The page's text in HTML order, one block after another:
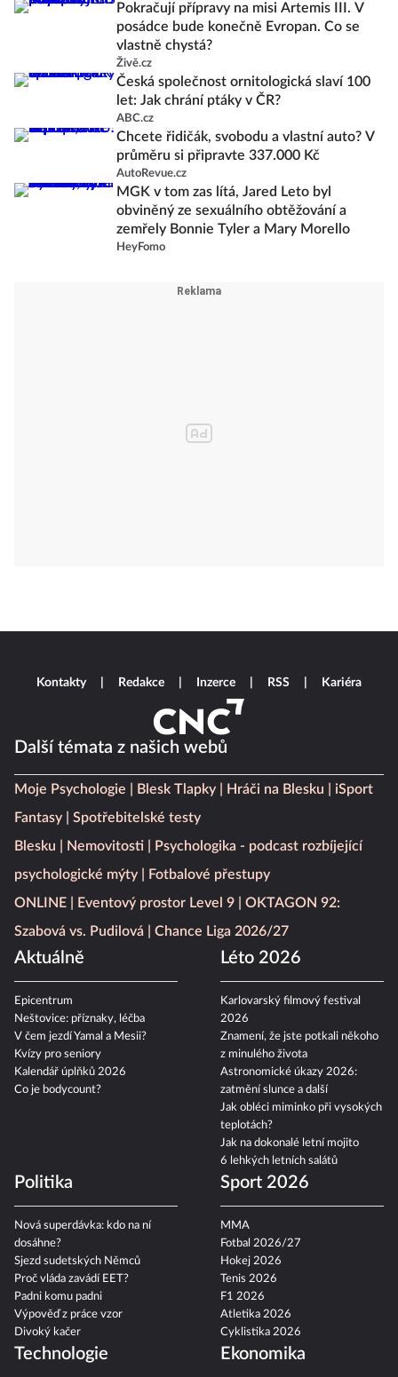
Pokračují přípravy na misi Artemis III. V
posádce bude konečně Evropan. Co se
vlastně chystá?
Živě.cz
Česká společnost ornitologická slaví 100
let: Jak chrání ptáky v ČR?
ABC.cz
Chcete řidičák, svobodu a vlastní auto? V
průměru si připravte 337.000 Kč
AutoRevue.cz
MGK v tom zas lítá, Jared Leto byl
obviněný ze sexuálního obtěžování a
zemřely Bonnie Tyler a Mary Morello
HeyFomo
Další témata z našich webů
Moje Psychologie Blesk Tlapky Hráči na Blesku
iSport
Fantasy
Spotřebitelské testy
Blesku
Nemovitosti
Psychologika - podcast rozbíjející
psychologické mýty
Fotbalové přestupy
ONLINE
Eventový prostor Level 9
OKTAGON 92:
Szabová vs. Pudilová
Chance Liga 2026/27
Aktuálně
Epicentrum
Neštovice: příznaky, léčba
V čem jezdí Yamal a Mesii?
Kvízy pro seniory
Kalendář úplňků 2026
Co je bodycount?
Léto 2026
Karlovarský filmový festival
2026
Znamení, že jste potkali někoho
z minulého života
Astronomické úkazy 2026:
zatmění slunce a další
Jak obléci miminko při vysokých
teplotách?
Jak na dokonalé letní mojito
6 lehkých letních salátů
Politika
Nová superdávka: kdo na ní
dosáhne?
Sjezd sudetských Němců
Proč vláda zavádí EET?
Padni komu padni
Výpověď z práce vzor
Divoký kačer
Sport 2026
MMA
Fotbal 2026/27
Hokej 2026
Tenis 2026
F1 2026
Atletika 2026
Cyklistika 2026
Technologie Ekonomika
Kontakty Redakce Inzerce RSS Kariéra